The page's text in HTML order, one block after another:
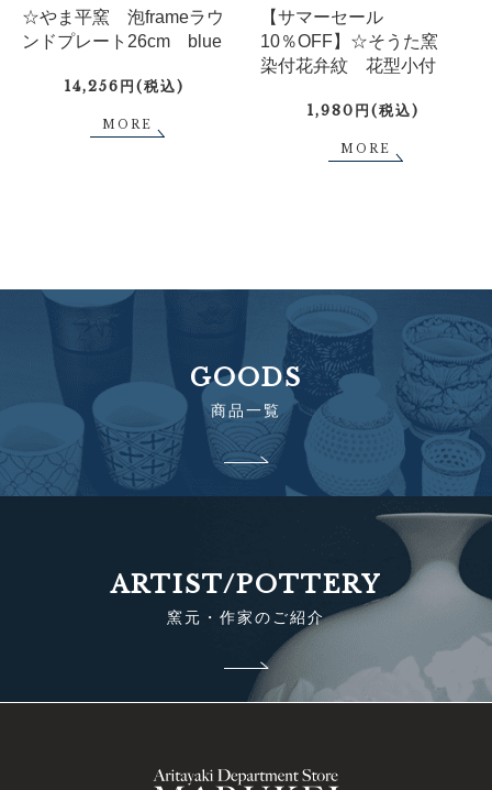
☆やま平窯 泡frameラウ
ンドプレート26cm blue
14,256円(税込)
MORE
【サマーセール
10％OFF】☆そうた窯
染付花弁紋 花型小付
1,980円(税込)
MORE
GOODS
商品一覧
ARTIST/POTTERY
窯元・作家のご紹介